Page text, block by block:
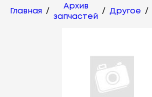
Главная /
Архив
запчастей
/ Другое /